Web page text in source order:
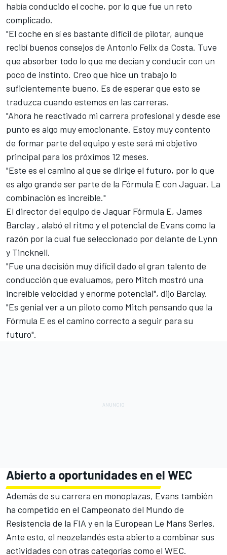
había conducido el coche, por lo que fue un reto
complicado.
"El coche en sí es bastante difícil de pilotar, aunque
recibí buenos consejos de Antonio Felix da Costa. Tuve
que absorber todo lo que me decían y conducir con un
poco de instinto. Creo que hice un trabajo lo
suficientemente bueno. Es de esperar que esto se
traduzca cuando estemos en las carreras.
"Ahora he reactivado mi carrera profesional y desde ese
punto es algo muy emocionante. Estoy muy contento
de formar parte del equipo y este será mi objetivo
principal para los próximos 12 meses.
"Este es el camino al que se dirige el futuro, por lo que
es algo grande ser parte de la Fórmula E con Jaguar. La
combinación es increíble."
El director del equipo de Jaguar Fórmula E, James
Barclay , alabó el ritmo y el potencial de Evans como la
razón por la cual fue seleccionado por delante de Lynn
y Tincknell.
"Fue una decisión muy difícil dado el gran talento de
conducción que evaluamos, pero Mitch mostró una
increíble velocidad y enorme potencial", dijo Barclay.
"Es genial ver a un piloto como Mitch pensando que la
Fórmula E es el camino correcto a seguir para su
futuro".
Abierto a oportunidades en el WEC
Además de su carrera en monoplazas, Evans también
ha competido en el Campeonato del Mundo de
Resistencia de la FIA y en la European Le Mans Series.
Ante esto, el neozelandés esta abierto a combinar sus
actividades con otras categorías como el WEC.